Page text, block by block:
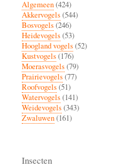
Algemeen(424)
Akkervogels(544)
Bosvogels(246)
Heidevogels(53)
Hoogland vogels(52)
Kustvogels(176)
Moerasvogels(79)
Prairievogels(77)
Roofvogels(51)
Watervogels(141)
Weidevogels(343)
Zwaluwen(161)
Insecten